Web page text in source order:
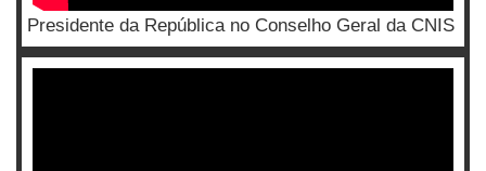
Presidente da República no Conselho Geral da CNIS